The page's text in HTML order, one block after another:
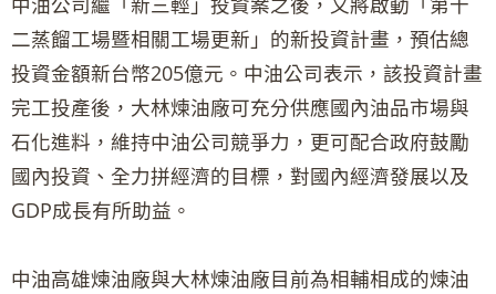
二蒸餾工場暨相關工場更新」的新投資計畫，預估總
投資金額新台幣205億元。中油公司表示，該投資計畫
完工投產後，大林煉油廠可充分供應國內油品市場與
石化進料，維持中油公司競爭力，更可配合政府鼓勵
國內投資、全力拼經濟的目標，對國內經濟發展以及
GDP成長有所助益。
中油高雄煉油廠與大林煉油廠目前為相輔相成的煉油